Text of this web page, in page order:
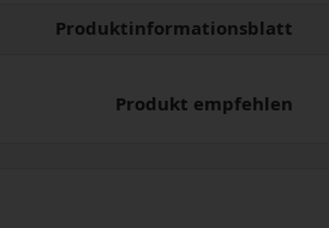
Produktinformationsblatt
Produkt empfehlen